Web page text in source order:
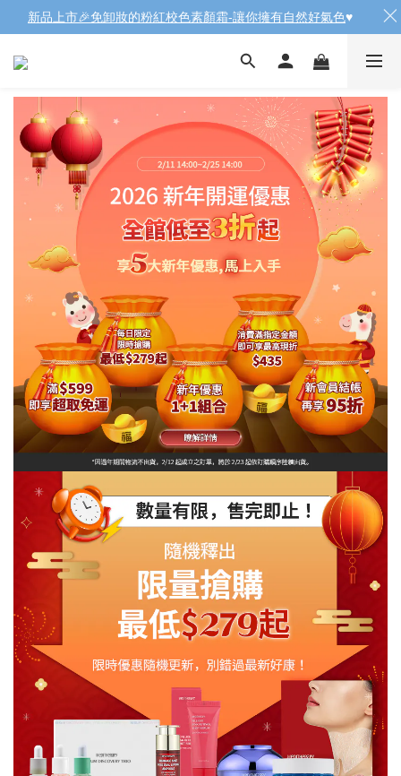
新品上市🎉免卸妝的粉紅校色素顏霜-讓你擁有自然好氣色♥️